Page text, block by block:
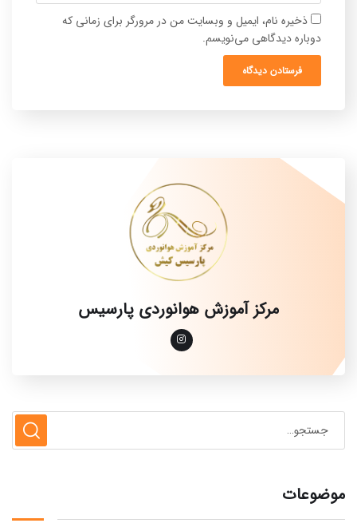
ذخیره نام، ایمیل و وبسایت من در مرورگر برای زمانی که
دوباره دیدگاهی می‌نویسم.
مرکز آموزش هوانوردی پارسیس
موضوعات